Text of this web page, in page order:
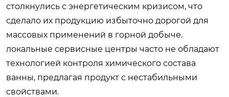
столкнулись с энергетическим кризисом, что
сделало их продукцию избыточно дорогой для
массовых применений в горной добыче.
локальные сервисные центры часто не обладают
технологией контроля химического состава
ванны, предлагая продукт с нестабильными
свойствами.